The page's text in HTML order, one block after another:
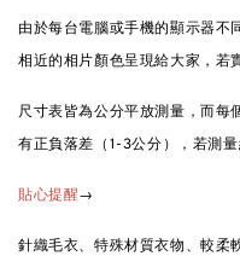
由於每台電腦或手機的顯示器不
相近的相片顏色呈現給大家，若
尺寸表皆為公分平放測量，而每
有正負落差（1-3公分），若測量
貼心提醒→
針織毛衣、特殊材質衣物、較柔